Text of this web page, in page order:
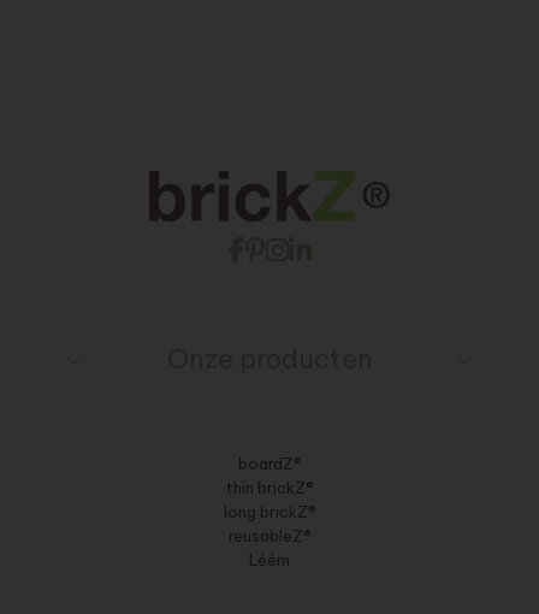
boardZ®
thin brickZ®
long brickZ®
reusableZ®
Léém